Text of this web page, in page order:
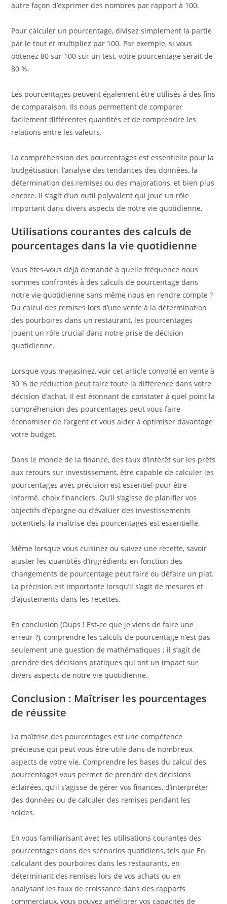
autre façon d’exprimer des nombres par rapport à 100.
Pour calculer un pourcentage, divisez simplement la partie
par le tout et multipliez par 100. Par exemple, si vous
obtenez 80 sur 100 sur un test, votre pourcentage serait de
80 %.
Les pourcentages peuvent également être utilisés à des fins
de comparaison. Ils nous permettent de comparer
facilement différentes quantités et de comprendre les
relations entre les valeurs.
La compréhension des pourcentages est essentielle pour la
budgétisation, l’analyse des tendances des données, la
détermination des remises ou des majorations, et bien plus
encore. Il s’agit d’un outil polyvalent qui joue un rôle
important dans divers aspects de notre vie quotidienne.
Utilisations courantes des calculs de
pourcentages dans la vie quotidienne
Vous êtes-vous déjà demandé à quelle fréquence nous
sommes confrontés à des calculs de pourcentage dans
notre vie quotidienne sans même nous en rendre compte ?
Du calcul des remises lors d’une vente à la détermination
des pourboires dans un restaurant, les pourcentages
jouent un rôle crucial dans notre prise de décision
quotidienne.
Lorsque vous magasinez, voir cet article convoité en vente à
30 % de réduction peut faire toute la différence dans votre
décision d’achat. Il est étonnant de constater à quel point la
compréhension des pourcentages peut vous faire
économiser de l’argent et vous aider à optimiser davantage
votre budget.
Dans le monde de la finance, des taux d’intérêt sur les prêts
aux retours sur investissement, être capable de calculer les
pourcentages avec précision est essentiel pour être
informé. choix financiers. Qu’il s’agisse de planifier vos
objectifs d’épargne ou d’évaluer des investissements
potentiels, la maîtrise des pourcentages est essentielle.
Même lorsque vous cuisinez ou suivez une recette, savoir
ajuster les quantités d’ingrédients en fonction des
changements de pourcentage peut faire ou défaire un plat.
La précision est importante lorsqu’il s’agit de mesures et
d’ajustements dans les recettes.
En conclusion (Oups ! Est-ce que je viens de faire une
erreur ?), comprendre les calculs de pourcentage n’est pas
seulement une question de mathématiques ; il s’agit de
prendre des décisions pratiques qui ont un impact sur
divers aspects de notre vie quotidienne.
Conclusion : Maîtriser les pourcentages
de réussite
La maîtrise des pourcentages est une compétence
précieuse qui peut vous être utile dans de nombreux
aspects de votre vie. Comprendre les bases du calcul des
pourcentages vous permet de prendre des décisions
éclairées, qu’il s’agisse de gérer vos finances, d’interpréter
des données ou de calculer des remises pendant les
soldes.
En vous familiarisant avec les utilisations courantes des
pourcentages dans des scénarios quotidiens, tels que En
calculant des pourboires dans les restaurants, en
déterminant des remises lors de vos achats ou en
analysant les taux de croissance dans des rapports
commerciaux, vous pouvez améliorer vos capacités de